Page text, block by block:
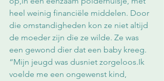
heel weinig financiële middelen. Door
die omstandigheden kon ze niet altijd
de moeder zijn die ze wilde. Ze was
een gewond dier dat een baby kreeg.
“Mijn jeugd was dusniet zorgeloos.Ik
voelde me een ongewenst kind,